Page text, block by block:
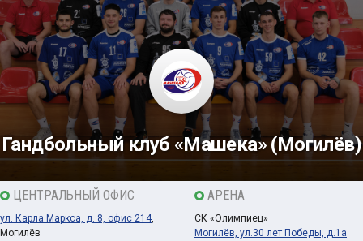
Гандбольный клуб «Машека» (Могилёв)
ЦЕНТРАЛЬНЫЙ ОФИС
ул. Карла Маркса, д. 8, офис 214,
Могилёв
АРЕНА
СК «Олимпиец»
Могилёв, ул.30 лет Победы, д.1а